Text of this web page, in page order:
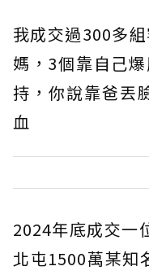
我成交過300多
媽，3個靠自己
持，你說靠爸丟
血
2024年底成交一
北屯1500萬某知